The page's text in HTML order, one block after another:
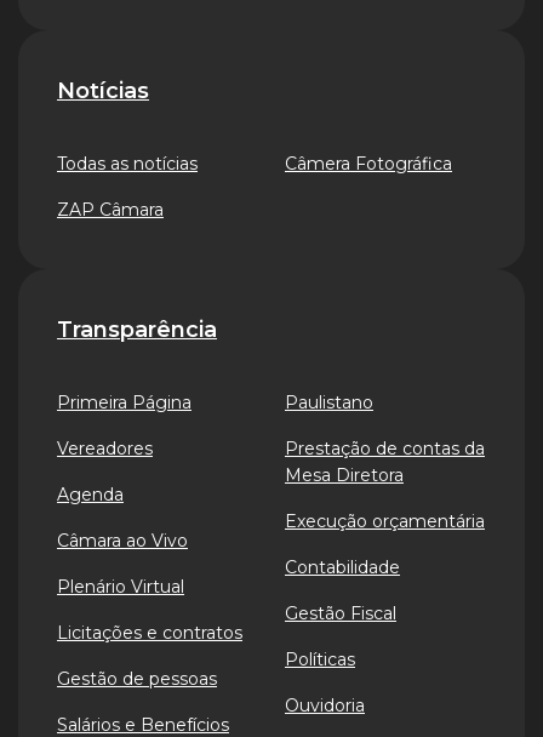
Notícias
Todas as notícias
ZAP Câmara
Câmera Fotográfica
Transparência
Primeira Página
Vereadores
Agenda
Câmara ao Vivo
Plenário Virtual
Licitações e contratos
Gestão de pessoas
Salários e Benefícios
Paulistano
Prestação de contas da
Mesa Diretora
Execução orçamentária
Contabilidade
Gestão Fiscal
Políticas
Ouvidoria